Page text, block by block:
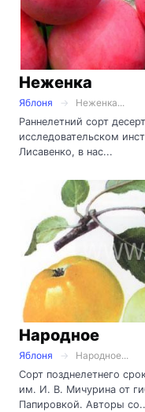
Неженка
Яблоня
Неженка...
Раннелетний сорт
исследовательском
Лисавенко, в нас...
Народное
Яблоня
Народное...
Сорт позднелетнего
им. И. В. Мичурина от
Папировкой. Авторы